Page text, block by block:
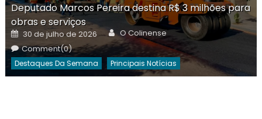
Deputado Marcos Pereira destina R$ 3 milhões para
obras e serviços
Posted
on
30 de julho de 2026 Author
O Colinense
Comment(0)
Destaques Da Semana Principais Notícias